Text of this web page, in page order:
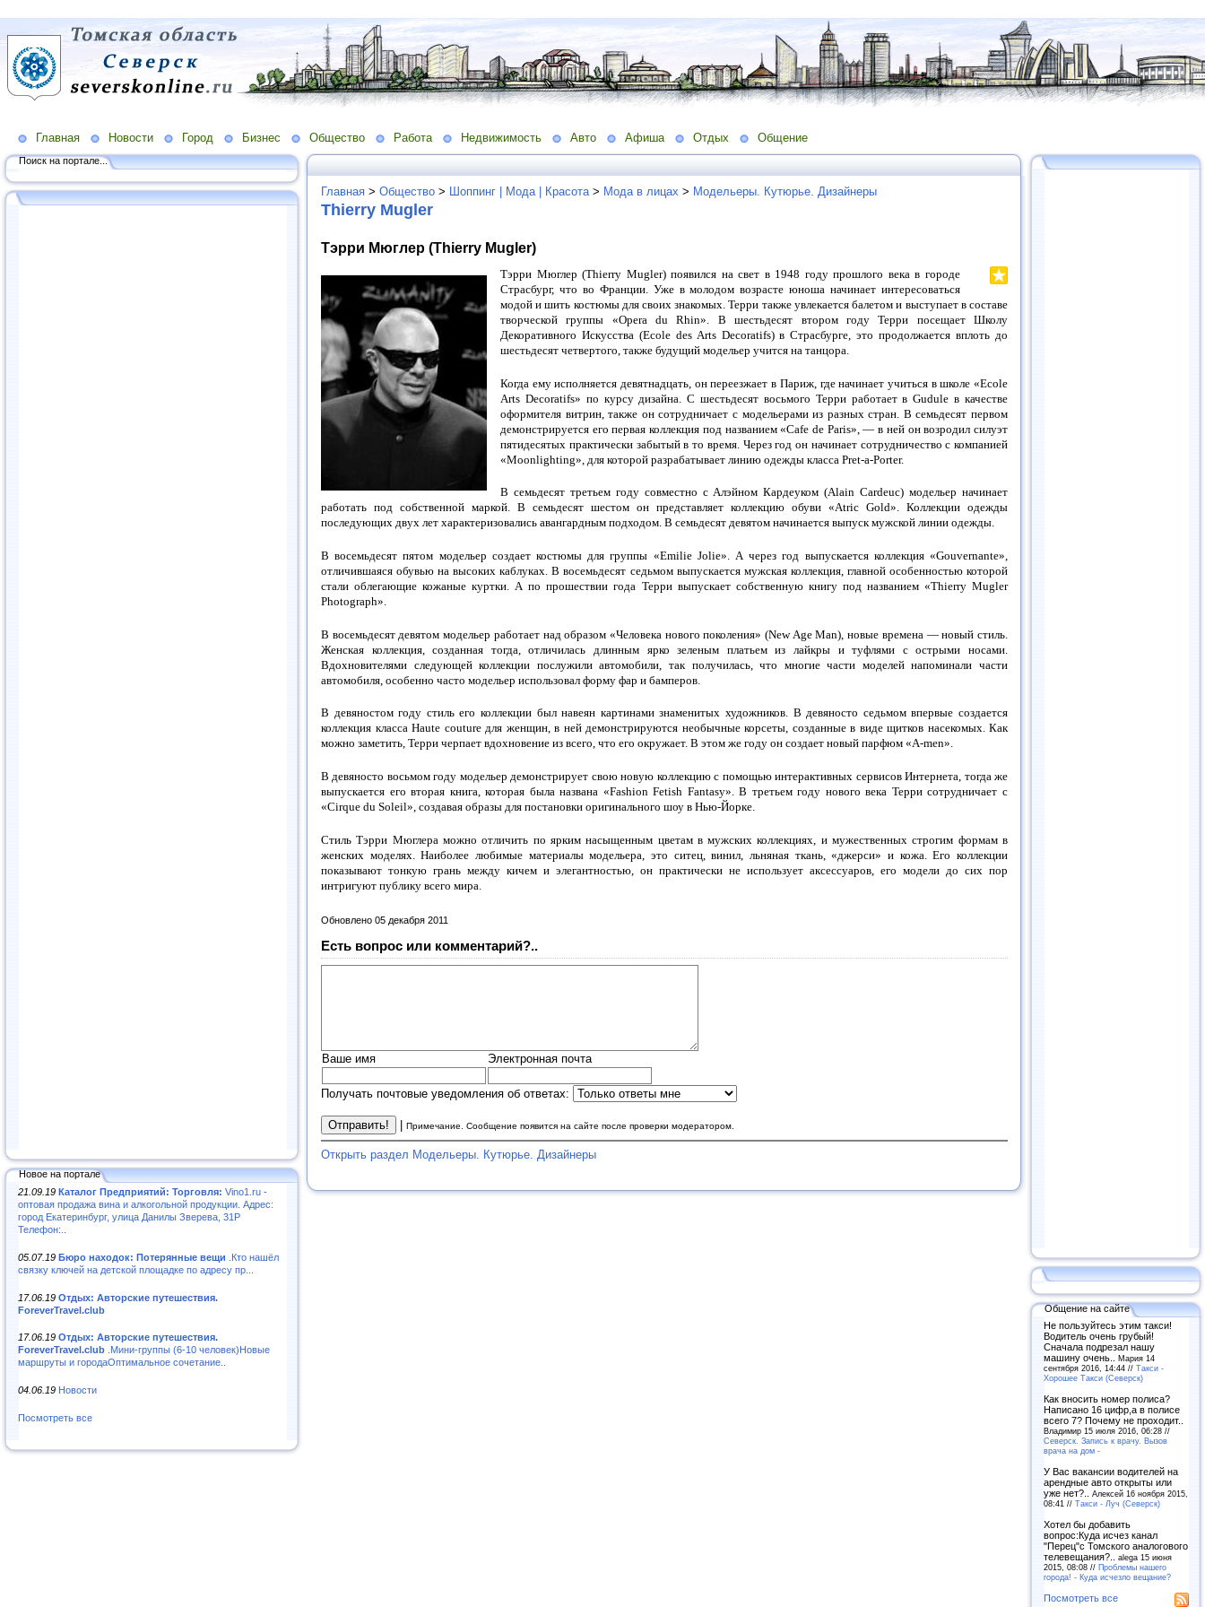
Главная Новости Город Бизнес Общество Работа Недвижимость Авто Афиша Отдых Общение
Поиск на портале...
Новое на портале
21.09.19 Каталог Предприятий: Торговля: Vino1.ru -
оптовая продажа вина и алкогольной продукции. Адрес:
город Екатеринбург, улица Данилы Зверева, 31Р
Телефон:..
05.07.19 Бюро находок: Потерянные вещи .Кто нашёл
связку ключей на детской площадке по адресу пр...
17.06.19 Отдых: Авторские путешествия.
ForeverTravel.club
17.06.19 Отдых: Авторские путешествия.
ForeverTravel.club .Мини-группы (6-10 человек)Новые
маршруты и городаОптимальное сочетание..
04.06.19 Новости
Посмотреть все
Главная > Общество > Шоппинг | Мода | Красота > Мода в лицах > Модельеры. Кутюрье. Дизайнеры
Thierry Mugler
Тэрри Мюглер (Thierry Mugler)
Тэрри Мюглер (Thierry Mugler) появился на свет в 1948 году прошлого века в городе
Страсбург, что во Франции. Уже в молодом возрасте юноша начинает интересоваться
модой и шить костюмы для своих знакомых. Терри также увлекается балетом и выступает в составе
творческой группы «Opera du Rhin». В шестьдесят втором году Терри посещает Школу
Декоративного Искусства (Ecole des Arts Decoratifs) в Страсбурге, это продолжается вплоть до
шестьдесят четвертого, также будущий модельер учится на танцора.
Когда ему исполняется девятнадцать, он переезжает в Париж, где начинает учиться в школе «Ecole
Arts Decoratifs» по курсу дизайна. С шестьдесят восьмого Терри работает в Gudule в качестве
оформителя витрин, также он сотрудничает с модельерами из разных стран. В семьдесят первом
демонстрируется его первая коллекция под названием «Cafе de Paris», — в ней он возродил силуэт
пятидесятых практически забытый в то время. Через год он начинает сотрудничество с компанией
«Moonlighting», для которой разрабатывает линию одежды класса Prеt-a-Porter.
В семьдесят третьем году совместно с Алэйном Кардеуком (Alain Cardeuc) модельер начинает
работать под собственной маркой. В семьдесят шестом он представляет коллекцию обуви «Atric Gold». Коллекции одежды
последующих двух лет характеризовались авангардным подходом. В семьдесят девятом начинается выпуск мужской линии одежды.
В восемьдесят пятом модельер создает костюмы для группы «Emilie Jolie». А через год выпускается коллекция «Gouvernante»,
отличившаяся обувью на высоких каблуках. В восемьдесят седьмом выпускается мужская коллекция, главной особенностью которой
стали облегающие кожаные куртки. А по прошествии года Терри выпускает собственную книгу под названием «Thierry Mugler
Photograph».
В восемьдесят девятом модельер работает над образом «Человека нового поколения» (New Age Man), новые времена — новый стиль.
Женская коллекция, созданная тогда, отличилась длинным ярко зеленым платьем из лайкры и туфлями с острыми носами.
Вдохновителями следующей коллекции послужили автомобили, так получилась, что многие части моделей напоминали части
автомобиля, особенно часто модельер использовал форму фар и бамперов.
В девяностом году стиль его коллекции был навеян картинами знаменитых художников. В девяносто седьмом впервые создается
коллекция класса Haute couture для женщин, в ней демонстрируются необычные корсеты, созданные в виде щитков насекомых. Как
можно заметить, Терри черпает вдохновение из всего, что его окружает. В этом же году он создает новый парфюм «A-men».
В девяносто восьмом году модельер демонстрирует свою новую коллекцию с помощью интерактивных сервисов Интернета, тогда же
выпускается его вторая книга, которая была названа «Fashion Fetish Fantasy». В третьем году нового века Терри сотрудничает с
«Cirque du Soleil», создавая образы для постановки оригинального шоу в Нью-Йорке.
Стиль Тэрри Мюглера можно отличить по ярким насыщенным цветам в мужских коллекциях, и мужественных строгим формам в
женских моделях. Наиболее любимые материалы модельера, это ситец, винил, льняная ткань, «джерси» и кожа. Его коллекции
показывают тонкую грань между кичем и элегантностью, он практически не использует аксессуаров, его модели до сих пор
интригуют публику всего мира.
Обновлено 05 декабря 2011
Есть вопрос или комментарий?..
Ваше имя Электронная почта
Получать почтовые уведомления об ответах:
Примечание. Сообщение появится на сайте после проверки модератором.
Открыть раздел Модельеры. Кутюрье. Дизайнеры
Общение на сайте
Не пользуйтесь этим такси!
Водитель очень грубый!
Сначала подрезал нашу
машину очень.. Мария 14
сентября 2016, 14:44 // Такси -
Хорошее Такси (Северск)
Как вносить номер полиса?
Написано 16 цифр,а в полисе
всего 7? Почему не проходит..
Владимир 15 июля 2016, 06:28 //
Северск. Запись к врачу. Вызов
врача на дом -
У Вас вакансии водителей на
арендные авто открыты или
уже нет?.. Алексей 16 ноября 2015,
08:41 // Такси - Луч (Северск)
Хотел бы добавить
вопрос:Куда исчез канал
"Перец"с Томского аналогового
телевещания?.. alega 15 июня
2015, 08:08 // Проблемы нашего
города! - Куда исчезло вещание?
Посмотреть все